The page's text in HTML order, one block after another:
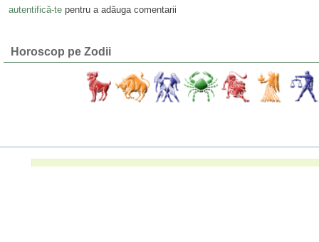
autentifică-tepentru a adăuga comentarii
Horoscop pe Zodii